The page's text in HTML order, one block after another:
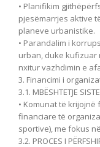
• Planifikim
pjesëmarrjes aktive
planeve urbanistike.
• Parandalim i
urban, duke kufizuar
nxitur vazhdimin e
3. Financimi i
3.1. MBËSHTETJE
• Komunat të
financiare të
sportive), me fokus
3.2. PROCES I